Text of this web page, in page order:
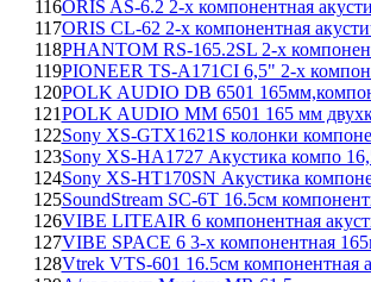
116ORIS AS-6.2 2-х компонентная
117ORIS CL-62 2-х компонентная
118PHANTOM RS-165.2SL 2-х
119PIONEER TS-A171CI 6,5" 2-х
120POLK AUDIO DB 6501
121POLK AUDIO MM 6501 165 мм
122Sony XS-GTX1621S колонки
123Sony XS-HA1727 Акустика компо
124Sony XS-HT170SN Акустика
125SoundStream SC-6T 16.5см
126VIBE LITEAIR 6 компонентная
127VIBE SPACE 6 3-х компонентная
128Vtrek VTS-601 16.5см компонентная